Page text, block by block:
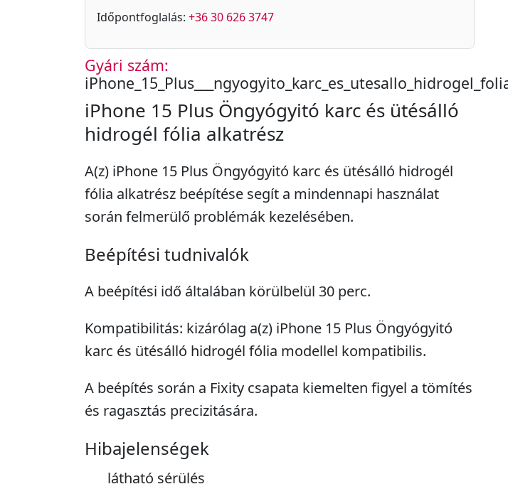
Időpontfoglalás: +36 30 626 3747
Gyári szám:
iPhone 15 Plus Öngyógyitó karc és ütésálló
hidrogél fólia alkatrész
A(z) iPhone 15 Plus Öngyógyitó karc és ütésálló hidrogél
fólia alkatrész beépítése segít a mindennapi használat
során felmerülő problémák kezelésében.
Beépítési tudnivalók
A beépítési idő általában körülbelül 30 perc.
Kompatibilitás: kizárólag a(z) iPhone 15 Plus Öngyógyitó
karc és ütésálló hidrogél fólia modellel kompatibilis.
A beépítés során a Fixity csapata kiemelten figyel a tömítés
és ragasztás precizitására.
Hibajelenségek
látható sérülés